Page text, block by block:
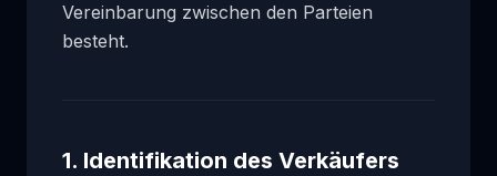
Vereinbarung zwischen den Parteien
besteht.
1. Identifikation des Verkäufers